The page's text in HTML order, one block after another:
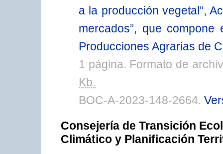
a la producción vegetal”,
mercados”, que
Producciones Agrarias de
1 página. Formato de
Kb.
BOC-A-2023-148-2664.
Consejería de Transición
Climático y Planificación